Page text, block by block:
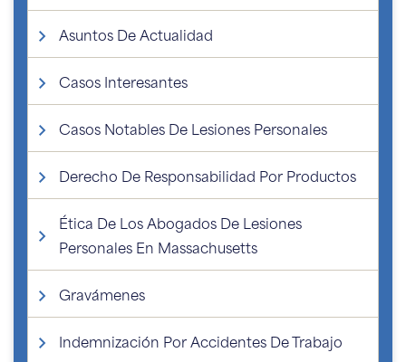
Asuntos De Actualidad
Casos Interesantes
Casos Notables De Lesiones Personales
Derecho De Responsabilidad Por Productos
Ética De Los Abogados De Lesiones
Personales En Massachusetts
Gravámenes
Indemnización Por Accidentes De Trabajo